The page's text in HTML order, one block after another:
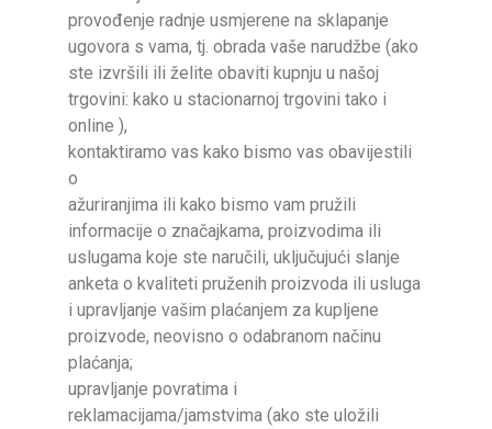
provođenje radnje usmjerene na sklapanje
ugovora s vama, tj. obrada vaše narudžbe (ako
ste izvršili ili želite obaviti kupnju u našoj
trgovini: kako u stacionarnoj trgovini tako i
online ),
kontaktiramo vas kako bismo vas obavijestili
o
ažuriranjima ili kako bismo vam pružili
informacije o značajkama, proizvodima ili
uslugama koje ste naručili, uključujući slanje
anketa o kvaliteti pruženih proizvoda ili usluga
i upravljanje vašim plaćanjem za kupljene
proizvode, neovisno o odabranom načinu
plaćanja;
upravljanje povratima i
reklamacijama/jamstvima (ako ste uložili